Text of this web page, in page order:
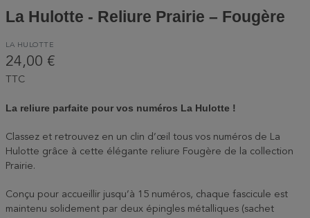
La Hulotte - Reliure Prairie – Fougère
LA HULOTTE
24,00 €
TTC
La reliure parfaite pour vos numéros La Hulotte !
Classez et retrouvez en un clin d’œil tous vos numéros de La
Hulotte grâce à cette élégante reliure Fougère de la collection
Prairie.
Conçu pour accueillir jusqu’à 15 numéros, chaque fascicule est
maintenu solidement par deux épingles métalliques (sachet